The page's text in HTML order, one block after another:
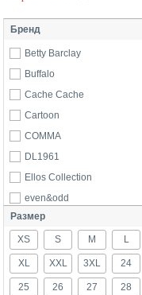
Бренд
Betty Barclay
Buffalo
Cache Cache
Cartoon
COMMA
DL1961
Ellos Collection
even&odd
From Germany With Love
Gabor
Lanius
Levis®
Размер
XS S M L
XL XXL 3XL 24
25 26 27 28